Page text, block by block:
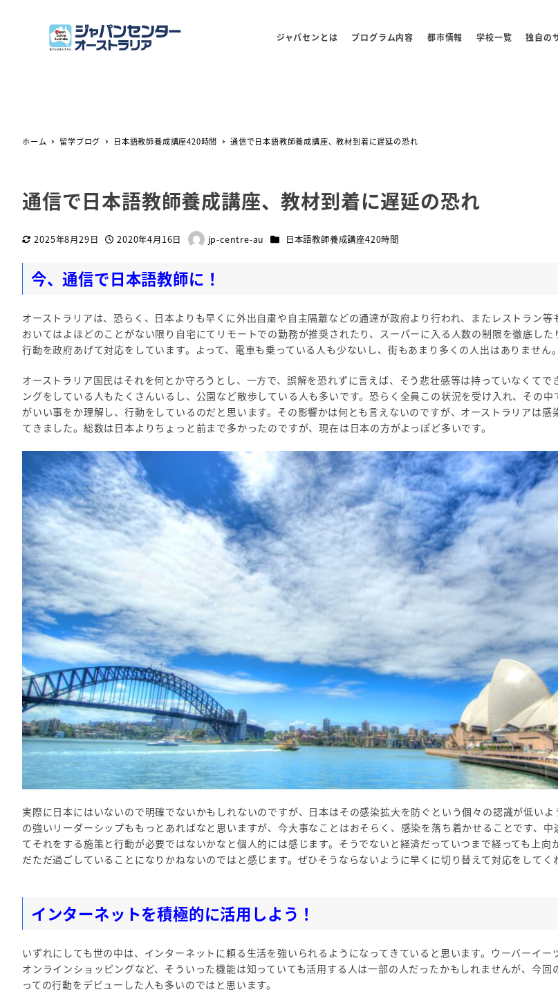
ジャパセンとは プログラム内容 都市情報 学校一覧 独自の
ホーム 留学ブログ 日本語教師養成講座420時間 通信で日本語教師養成講座、教材到着に遅延の恐れ
通信で日本語教師養成講座、教材到着に遅延の恐れ
更新日2025年8月29日 投稿日2020年4月16日
著
jp-centre-au カテゴリー
日本語教師養成講座420時間
今、通信で日本語教師に！
オーストラリアは、恐らく、日本よりも早くに外出自粛や自主隔離などの通達が政府より行われ、またレストラン等
おいてはよほどのことがない限り自宅にてリモートでの勤務が推奨されたり、スーパーに入る人数の制限を徹底した
行動を政府あげて対応をしています。よって、電車も乗っている人も少ないし、街もあまり多くの人出はありません。
オーストラリア国民はそれを何とか守ろうとし、一方で、誤解を恐れずに言えば、そう悲壮感等は持っていなくてで
ングをしている人もたくさんいるし、公園など散歩している人も多いです。恐らく全員この状況を受け入れ、その
がいい事をか理解し、行動をしているのだと思います。その影響かは何とも言えないのですが、オーストラリアは感
てきました。総数は日本よりちょっと前まで多かったのですが、現在は日本の方がよっぽど多いです。
実際に日本にはいないので明確でないかもしれないのですが、日本はその感染拡大を防ぐという個々の認識が低いよ
の強いリーダーシップももっとあればなと思いますが、今大事なことはおそらく、感染を落ち着かせることです、中
てそれをする施策と行動が必要ではないかなと個人的には感じます。そうでないと経済だっていつまで経っても上向
だただ過ごしていることになりかねないのではと感じます。ぜひそうならないように早くに切り替えて対応をしてく
インターネットを積極的に活用しよう！
いずれにしても世の中は、インターネットに頼る生活を強いられるようになってきていると思います。ウーバーイー
オンラインショッピングなど、そういった機能は知っていても活用する人は一部の人だったかもしれませんが、今回
っての行動をデビューした人も多いのではと思います。